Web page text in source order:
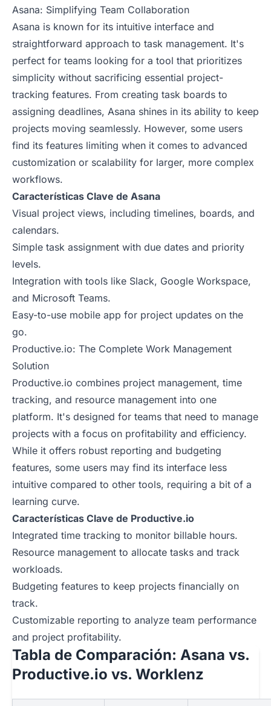
Asana: Simplifying Team Collaboration
Asana is known for its intuitive interface and
straightforward approach to task management. It's
perfect for teams looking for a tool that prioritizes
simplicity without sacrificing essential project-
tracking features. From creating task boards to
assigning deadlines, Asana shines in its ability to keep
projects moving seamlessly. However, some users
find its features limiting when it comes to advanced
customization or scalability for larger, more complex
workflows.
Características Clave de Asana
Visual project views, including timelines, boards, and
calendars.
Simple task assignment with due dates and priority
levels.
Integration with tools like Slack, Google Workspace,
and Microsoft Teams.
Easy-to-use mobile app for project updates on the
go.
Productive.io: The Complete Work Management
Solution
Productive.io combines project management, time
tracking, and resource management into one
platform. It's designed for teams that need to manage
projects with a focus on profitability and efficiency.
While it offers robust reporting and budgeting
features, some users may find its interface less
intuitive compared to other tools, requiring a bit of a
learning curve.
Características Clave de Productive.io
Integrated time tracking to monitor billable hours.
Resource management to allocate tasks and track
workloads.
Budgeting features to keep projects financially on
track.
Customizable reporting to analyze team performance
and project profitability.
Tabla de Comparación: Asana vs.
Productive.io vs. Worklenz